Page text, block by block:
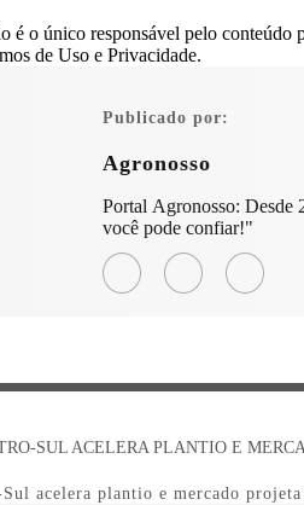
é o único responsável pelo conteúdo
de Uso e Privacidade.
Publicado por:
Agronosso
Portal Agronosso: Desde
você pode confiar!"
acelera plantio e mercado projeta